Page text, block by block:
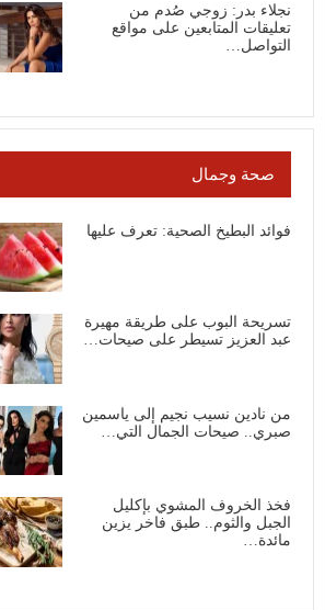
نجلاء بدر: زوجي صُدم من
تعليقات المتابعين على مواقع
التواصل…
صحة وجمال
فوائد البطيخ الصحية: تعرف عليها
تسريحة البوب على طريقة مهيرة
عبد العزيز تسيطر على صيحات…
من نادين نسيب نجيم إلى ياسمين
صبري.. صيحات الجمال التي…
فخذ الخروف المشوي بإكليل
الجبل والثوم.. طبق فاخر يزين
مائدة…